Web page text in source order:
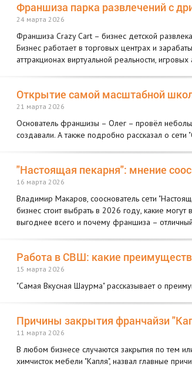
Франшиза парка развлечений с
24 марта 2026
Франшиза Crazy Cart – бизнес детской
Бизнес работает в торговых центрах и
аттракционах виртуальной реальности,
Открытие самой масштабной
21 марта 2026
Основатель франшизы – Олег – провёл
создавали. А также подробно рассказал о
"Настоящая пекарня": мнение
16 марта 2026
Владимир Макаров, сооснователь сети
бизнес стоит выбрать в 2026 году, какие могут
выгоднее всего и почему франшиза –
Работа в СВШ: какие
15 марта 2026
"Самая Вкусная Шаурма" рассказывает о
Причины закрытия франчайзи
11 марта 2026
В любом бизнесе случаются закрытия по тем
химчисток мебели "Капля", назвал главные